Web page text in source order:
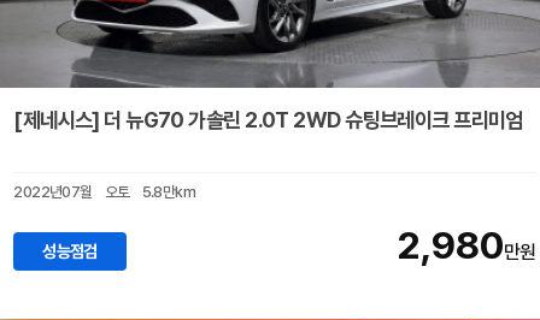
[제네시스] 더 뉴G70 가솔린 2.0T 2WD 슈팅브레이크 프리미엄
2022년07월 오토 5.8만km
성능점검 2,980만원